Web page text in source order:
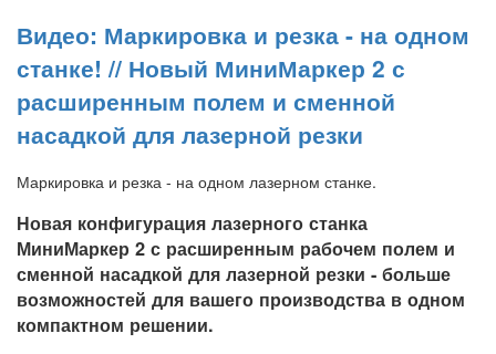
Видео: Маркировка и резка - на одном
станке! // Новый МиниМаркер 2 с
расширенным полем и сменной
насадкой для лазерной резки
Маркировка и резка - на одном лазерном станке.
Новая конфигурация лазерного станка
МиниМаркер 2 с расширенным рабочем полем и
сменной насадкой для лазерной резки - больше
возможностей для вашего производства в одном
компактном решении.